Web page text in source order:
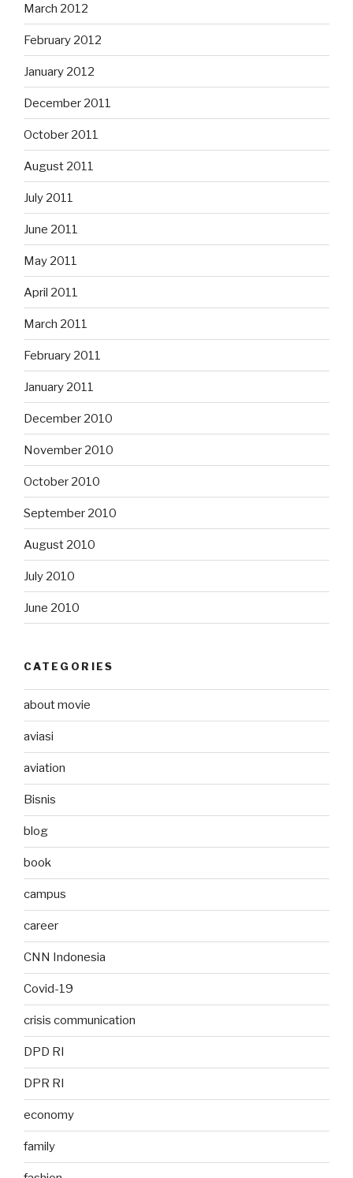
March 2012
February 2012
January 2012
December 2011
October 2011
August 2011
July 2011
June 2011
May 2011
April 2011
March 2011
February 2011
January 2011
December 2010
November 2010
October 2010
September 2010
August 2010
July 2010
June 2010
CATEGORIES
about movie
aviasi
aviation
Bisnis
blog
book
campus
career
CNN Indonesia
Covid-19
crisis communication
DPD RI
DPR RI
economy
family